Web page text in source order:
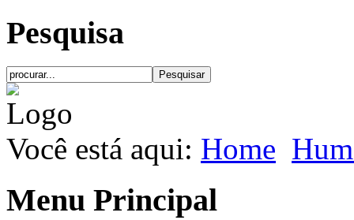
Pesquisa
Você está aqui: Home
Menu Principal